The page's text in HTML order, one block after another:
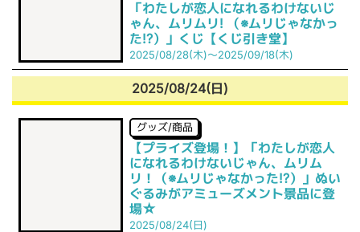
「わたしが恋人になれるわけないじ
ゃん、ムリムリ! （※ムリじゃなかっ
た!?）」くじ【くじ引き堂】
2025/08/28(木)～2025/09/18(木)
2025/08/24(日)
グッズ/商品
【プライズ登場！】「わたしが恋人
になれるわけないじゃん、ムリム
リ！（※ムリじゃなかった!?）」ぬい
ぐるみがアミューズメント景品に登
場☆
2025/08/24(日)